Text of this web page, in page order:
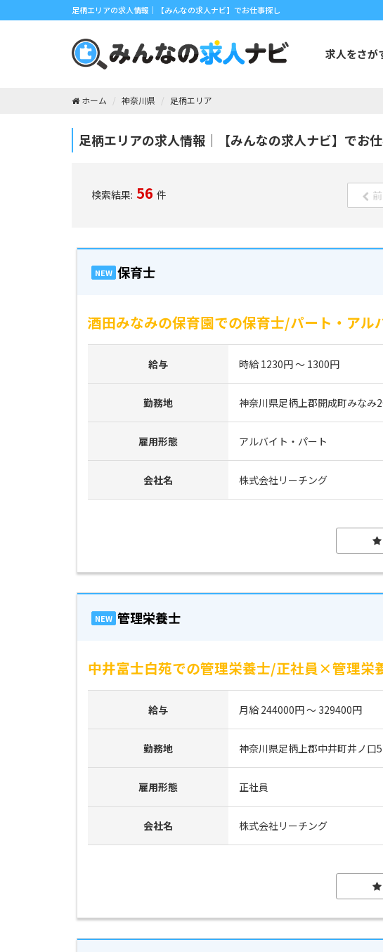
足柄エリアの求人情報｜【みんなの求人ナビ】でお仕事探し
求人をさが
ホーム 神奈川県 足柄エリア
足柄エリアの求人情報｜【みんなの求人ナビ】でお
検索結果: 56 件
NEW 保育士
酒田みなみの保育園での保育士/パート・ア
給与 時給 1230円 ～ 1300円
勤務地 神奈川県足柄上郡開成町みなみ
雇用形態 アルバイト・パート
会社名 株式会社リーチング
NEW 管理栄養士
中井富士白苑での管理栄養士/正社員×管理
給与 月給 244000円 ～ 329400円
勤務地 神奈川県足柄上郡中井町井ノ口
雇用形態 正社員
会社名 株式会社リーチング